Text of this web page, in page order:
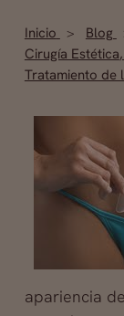
Inicio
Blog
Cirugía Estética,
Tratamiento de
apariencia